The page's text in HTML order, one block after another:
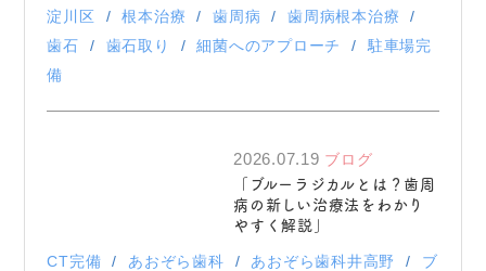
淀川区
根本治療 歯周病
歯周病根本治療
歯石
歯石取り 細菌へのアプローチ
駐車場完
備
2026.07.19 ブログ
「ブルーラジカルとは？歯周
病の新しい治療法をわかり
やすく解説」
CT完備 あおぞら歯科 あおぞら歯科井高野
ブ